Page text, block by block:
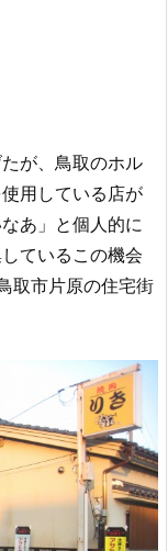
が、鳥取のホル
用している店が
あ」と個人的に
ているこの機会
取市片原の住宅街